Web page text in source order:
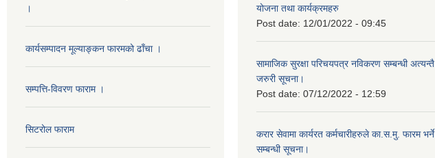
।
कार्यसम्पादन मूल्याङ्कन फारमको ढाँचा ।
सम्पत्ति-विवरण फाराम ।
सिटरोल फाराम
योजना तथा कार्यक्रमहरु
Post date: 12/01/2022 - 09:45
सामाजिक सुरक्षा परिचयपत्र नविकरण सम्बन्धी अत्यन्तै
जरुरी सूचना।
Post date: 07/12/2022 - 12:59
करार सेवामा कार्यरत कर्मचारीहरुले का.स.मु. फारम भर्ने
सम्बन्धी सूचना।